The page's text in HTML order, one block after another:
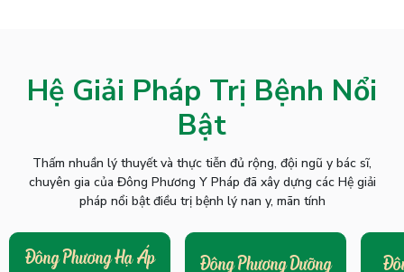
Hệ Giải Pháp Trị Bệnh Nổi
Bật
Thấm nhuần lý thuyết và thực tiễn đủ rộng, đội ngũ y bác sĩ,
chuyên gia của Đông Phương Y Pháp đã xây dựng các Hệ giải
pháp nổi bật điều trị bệnh lý nan y, mãn tính
Đông Phương Hạ Áp Đông Phương Dưỡng